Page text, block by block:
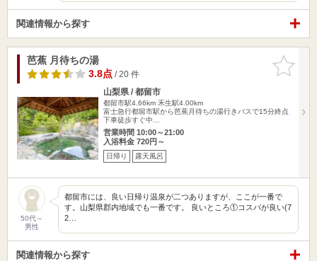
関連情報から探す
お気に入
りに追加
芭蕉 月待ちの湯
3.8点/ 20 件
山梨県 / 都留市
都留市駅4.66km 禾生駅4.00km
富士急行都留市駅から芭蕉月待ちの湯行きバスで15分終点
下車徒歩すぐ中…
営業時間 10:00～21:00
入浴料金 720円～
日帰り 露天風呂
50代～
男性
都留市には、良い日帰り温泉が二つありますが、ここが一番で
す。山梨県郡内地域でも一番です。 良いところ①コスパが良い(7
2…
関連情報から探す